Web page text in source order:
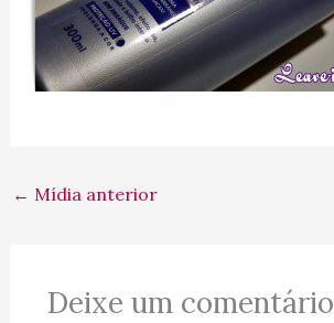
← Mídia anterior
Deixe um comentário